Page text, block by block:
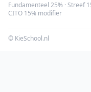
Fundamenteel 25% · Streef
CITO 15% modifier
© KieSchool.nl